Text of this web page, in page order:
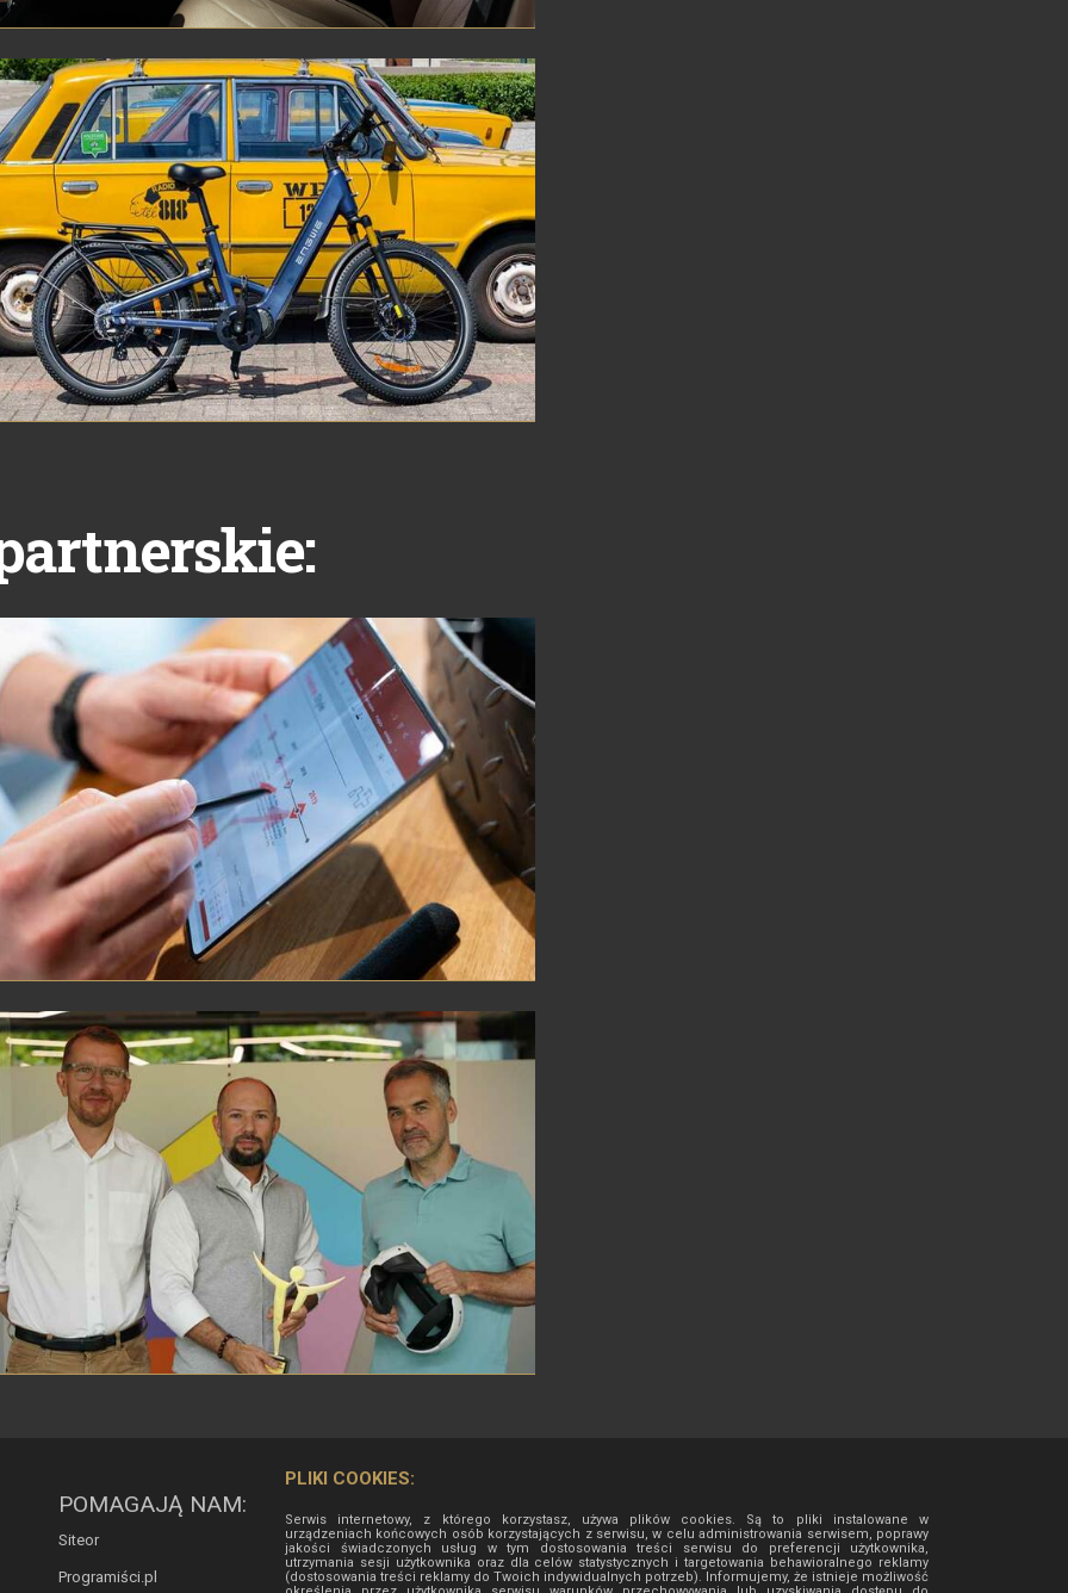
POMAGAJĄ NAM:
Siteor
Programiści.pl
PLIKI COOKIES:
Serwis internetowy, z którego korzystasz, używa plików cookies. Są to pliki instalowane w
urządzeniach końcowych osób korzystających z serwisu, w celu administrowania serwisem, poprawy
jakości świadczonych usług w tym dostosowania treści serwisu do preferencji użytkownika,
utrzymania sesji użytkownika oraz dla celów statystycznych i targetowania behawioralnego reklamy
(dostosowania treści reklamy do Twoich indywidualnych potrzeb). Informujemy, że istnieje możliwość